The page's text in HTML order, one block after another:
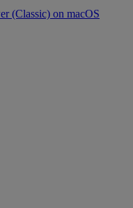
(Classic) on macOS